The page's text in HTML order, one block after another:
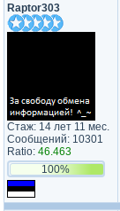
Raptor303
Стаж: 14 лет 11 мес.
Сообщений: 10301
Ratio: 46.463
100%